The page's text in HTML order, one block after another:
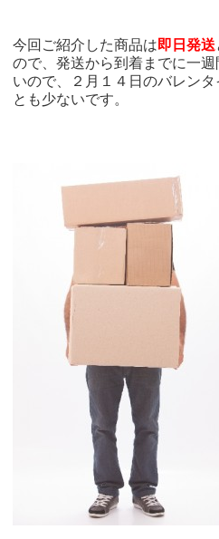
今回ご紹介した商品は即日発送
ので、発送から到着までに一
いので、２月１４日のバレン
とも少ないです。